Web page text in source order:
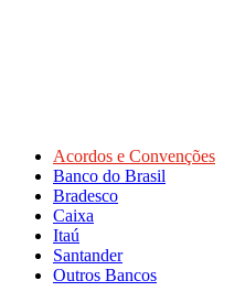
Acordos e Convenções
Banco do Brasil
Bradesco
Caixa
Itaú
Santander
Outros Bancos